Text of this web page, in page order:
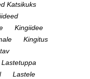
Katsikuks
Kingiidee
Kingitus
Lastele